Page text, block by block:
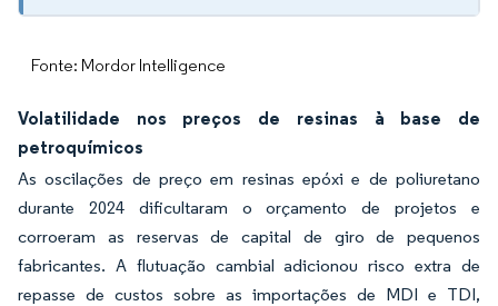
Fonte: Mordor Intelligence
Volatilidade nos preços de resinas à base de
petroquímicos
As oscilações de preço em resinas epóxi e de poliuretano
durante 2024 dificultaram o orçamento de projetos e
corroeram as reservas de capital de giro de pequenos
fabricantes. A flutuação cambial adicionou risco extra de
repasse de custos sobre as importações de MDI e TDI,